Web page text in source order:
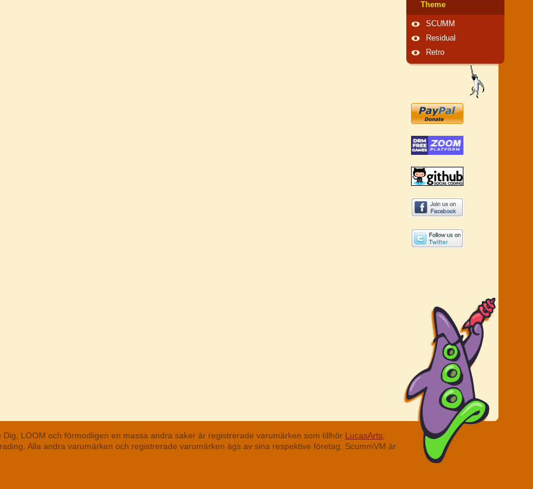
Theme
SCUMM
Residual
Retro
LOOM och förmodligen en massa andra saker är registrerade varumärken som tillhör LucasArts,
Alla andra varumärken och registrerade varumärken ägs av sina respektive företag. ScummVM är